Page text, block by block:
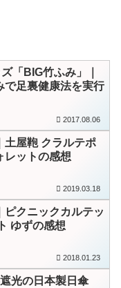
「BIG竹ふみ」｜
で足裏健康法を実行
2017.08.06
土屋鞄 クラルテポ
レットの感想
2019.03.18
ピクニックカルテッ
ゆずの感想
2018.01.23
光の日本製日傘